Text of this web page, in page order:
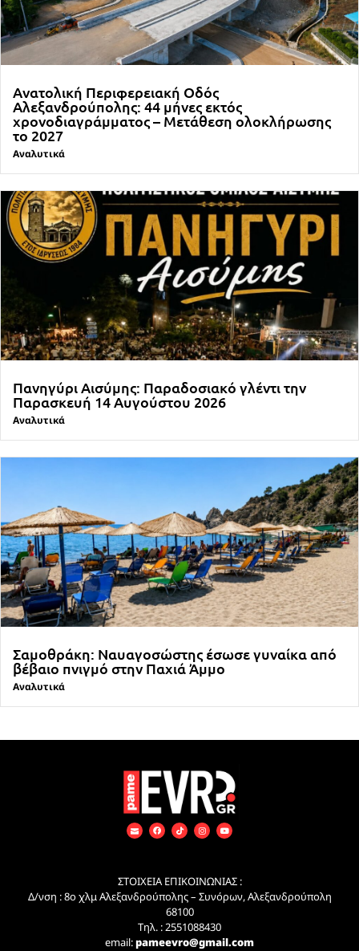
Ανατολική Περιφερειακή Οδός
Αλεξανδρούπολης: 44 μήνες εκτός
χρονοδιαγράμματος – Μετάθεση ολοκλήρωσης
το 2027
Αναλυτικά
Πανηγύρι Αισύμης: Παραδοσιακό γλέντι την
Παρασκευή 14 Αυγούστου 2026
Αναλυτικά
Σαμοθράκη: Ναυαγοσώστης έσωσε γυναίκα από
βέβαιο πνιγμό στην Παχιά Άμμο
Αναλυτικά
ΣΤΟΙΧΕΙΑ ΕΠΙΚΟΙΝΩΝΙΑΣ :
Δ/νση : 8ο χλμ Αλεξανδρούπολης – Συνόρων, Αλεξανδρούπολη
68100
Τηλ. : 2551088430
email:pameevro@gmail.com